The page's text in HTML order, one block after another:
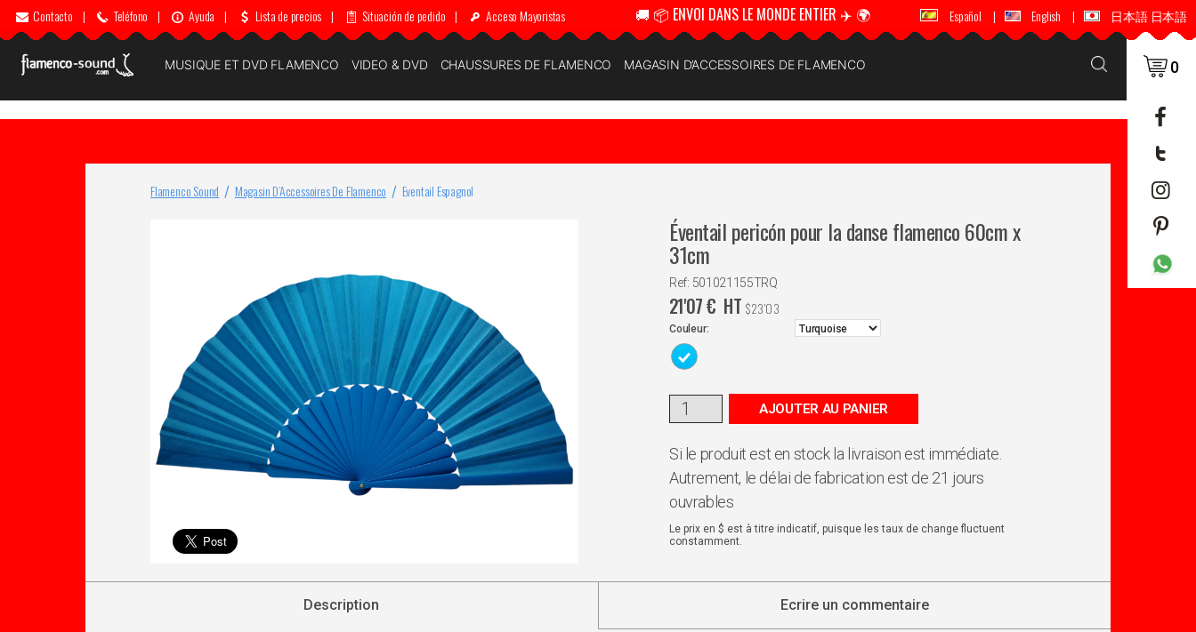
Contacto | Teléfono | Ayuda | Lista de precios | Situación de pedido | Acceso Mayoristas 🚚 📦 ENVOI DANS LE MONDE ENTIER ✈️ 🌍 🚚 📦 ENVOI DANS LE MONDE ENTIER ✈️ 🌍
Español | English | 日本語 日本語
MUSIQUE ET DVD FLAMENCO VIDEO & DVD CHAUSSURES DE FLAMENCO MAGASIN D’ACCESSOIRES DE FLAMENCO 0
Flamenco Sound Magasin D’Accessoires De Flamenco Eventail Espagnol
Éventail pericón pour la danse flamenco 60cm x
31cm
Ref: 501021155TRQ
21'07€ HT $23'03
Couleur:
AJOUTER AU PANIER
Si le produit est en stock la livraison est immédiate.
Autrement, le délai de fabrication est de 21 jours
ouvrables
Le prix en $ est à titre indicatif, puisque les taux de change fluctuent
constamment.
Description Ecrire un commentaire